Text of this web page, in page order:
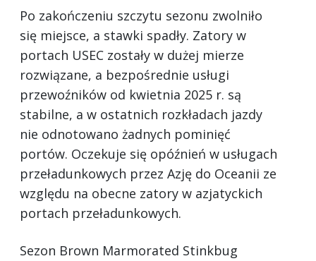
Po zakończeniu szczytu sezonu zwolniło
się miejsce, a stawki spadły. Zatory w
portach USEC zostały w dużej mierze
rozwiązane, a bezpośrednie usługi
przewoźników od kwietnia 2025 r. są
stabilne, a w ostatnich rozkładach jazdy
nie odnotowano żadnych pominięć
portów. Oczekuje się opóźnień w usługach
przeładunkowych przez Azję do Oceanii ze
względu na obecne zatory w azjatyckich
portach przeładunkowych.
Sezon Brown Marmorated Stinkbug